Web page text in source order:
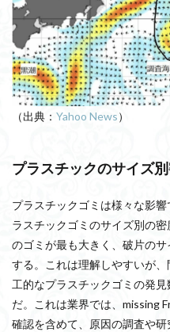
（出典： Yahoo News）
プラスチックのサイズ
プラスチックゴミは様々な影
ラスチックゴミのサイズ別の
のゴミが最も大きく、破片の
する。これは理解しやすいが
工的なプラスチックゴミの発
だ。これは業界では、missing
確認を含めて、原因の調査や研